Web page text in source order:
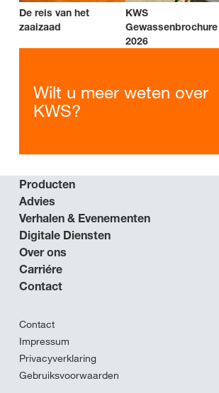
De reis van het
zaaizaad
KWS
Gewassenbrochure
2026
Wilt u meer weten over
KWS?
Producten
Advies
Verhalen & Evenementen
Digitale Diensten
Over ons
Carriére
Contact
Contact
Impressum
Privacyverklaring
Gebruiksvoorwaarden